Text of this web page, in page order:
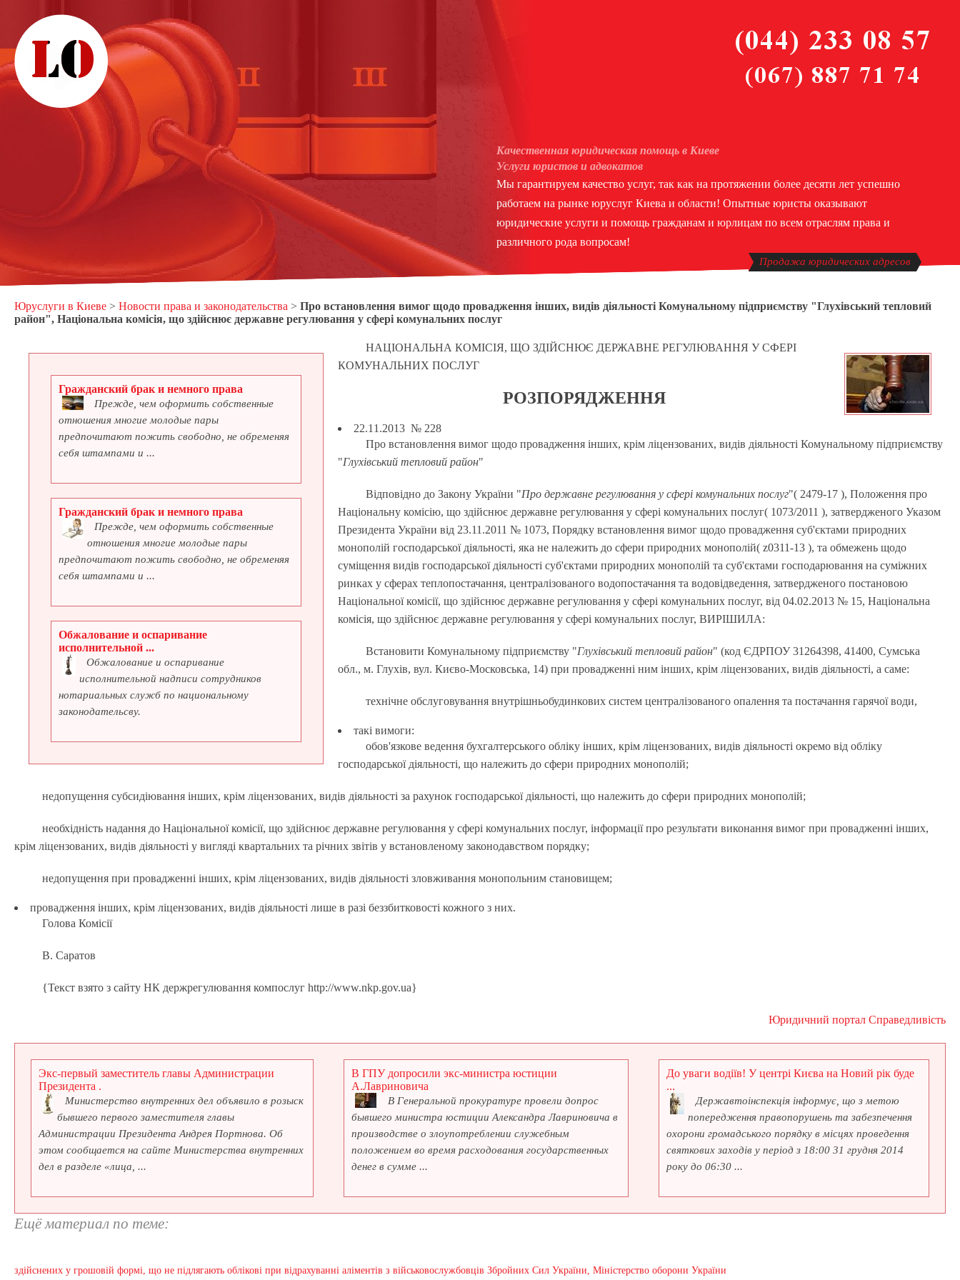
Качественная юридическая помощь в Киеве
Услуги юристов и адвокатов
Мы гарантируем качество услуг, так как на протяжении более десяти лет успешно
работаем на рынке юруслуг Киева и области! Опытные юристы оказывают
юридические услуги и помощь гражданам и юрлицам по всем отраслям права и
различного рода вопросам!
Продажа юридических адресов
Юруслуги в Киеве > Новости права и законодательства > Про встановлення вимог щодо провадження інших, видів діяльності Комунальному підприємству "Глухівський тепловий
район", Національна комісія, що здійснює державне регулювання у сфері комунальних послуг
Гражданский брак и немного права
Прежде, чем оформить собственные
отношения многие молодые пары
предпочитают пожить свободно, не обременяя
себя штампами и ...
Гражданский брак и немного права
Прежде, чем оформить собственные
отношения многие молодые пары
предпочитают пожить свободно, не обременяя
себя штампами и ...
Обжалование и оспаривание
исполнительной ...
Обжалование и оспаривание
исполнительной надписи сотрудников
нотариальных служб по национальному
законодательсву.
НАЦІОНАЛЬНА КОМІСІЯ, ЩО ЗДІЙСНЮЄ ДЕРЖАВНЕ РЕГУЛЮВАННЯ У СФЕРІ
КОМУНАЛЬНИХ ПОСЛУГ
РОЗПОРЯДЖЕННЯ
22.11.2013 № 228
Про встановлення вимог щодо провадження інших, крім ліцензованих, видів діяльності Комунальному підприємству
"Глухівський тепловий район"
Відповідно до Закону України "Про державне регулювання у сфері комунальних послуг"( 2479-17 ), Положення про
Національну комісію, що здійснює державне регулювання у сфері комунальних послуг( 1073/2011 ), затвердженого Указом
Президента України від 23.11.2011 № 1073, Порядку встановлення вимог щодо провадження суб'єктами природних
монополій господарської діяльності, яка не належить до сфери природних монополій( z0311-13 ), та обмежень щодо
суміщення видів господарської діяльності суб'єктами природних монополій та суб'єктами господарювання на суміжних
ринках у сферах теплопостачання, централізованого водопостачання та водовідведення, затвердженого постановою
Національної комісії, що здійснює державне регулювання у сфері комунальних послуг, від 04.02.2013 № 15, Національна
комісія, що здійснює державне регулювання у сфері комунальних послуг, ВИРІШИЛА:
Встановити Комунальному підприємству "Глухівський тепловий район" (код ЄДРПОУ 31264398, 41400, Сумська
обл., м. Глухів, вул. Києво-Московська, 14) при провадженні ним інших, крім ліцензованих, видів діяльності, а саме:
технічне обслуговування внутрішньобудинкових систем централізованого опалення та постачання гарячої води,
такі вимоги:
обов'язкове ведення бухгалтерського обліку інших, крім ліцензованих, видів діяльності окремо від обліку
господарської діяльності, що належить до сфери природних монополій;
недопущення субсидіювання інших, крім ліцензованих, видів діяльності за рахунок господарської діяльності, що належить до сфери природних монополій;
необхідність надання до Національної комісії, що здійснює державне регулювання у сфері комунальних послуг, інформації про результати виконання вимог при провадженні інших,
крім ліцензованих, видів діяльності у вигляді квартальних та річних звітів у встановленому законодавством порядку;
недопущення при провадженні інших, крім ліцензованих, видів діяльності зловживання монопольним становищем;
провадження інших, крім ліцензованих, видів діяльності лише в разі беззбитковості кожного з них.
Голова Комісії
В. Саратов
{Текст взято з сайту НК держрегулювання компослуг http://www.nkp.gov.ua}
Юридичний портал Справедливість
Экс-первый заместитель главы Администрации
Президента .
Министерство внутренних дел объявило в розыск
бывшего первого заместителя главы
Администрации Президента Андрея Портнова. Об
этом сообщается на сайте Министерства внутренних
дел в разделе «лица, ...
В ГПУ допросили экс-министра юстиции
А.Лавриновича
В Генеральной прокуратуре провели допрос
бывшего министра юстиции Александра Лавриновича в
производстве о злоупотреблении служебным
положением во время расходования государственных
денег в сумме ...
До уваги водіїв! У центрі Києва на Новий рік буде
...
Державтоінспекція інформує, що з метою
попередження правопорушень та забезпечення
охорони громадського порядку в місцях проведення
святкових заходів у період з 18:00 31 грудня 2014
року до 06:30 ...
Ещё материал по теме:
здійснених у грошовій формі, що не підлягають облікові при відрахуванні аліментів з військовослужбовців Збройних Сил України, Міністерство оборони України